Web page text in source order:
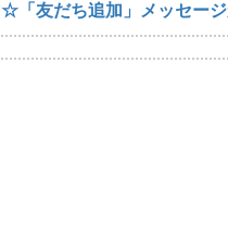
☆「友だち追加」メッセージ